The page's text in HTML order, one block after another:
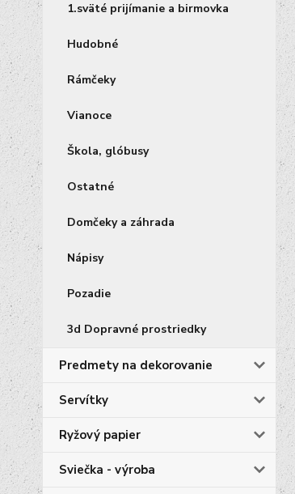
1.sväté prijímanie a birmovka
Hudobné
Rámčeky
Vianoce
Škola, glóbusy
Ostatné
Domčeky a záhrada
Nápisy
Pozadie
3d Dopravné prostriedky
Predmety na dekorovanie
Servítky
Ryžový papier
Sviečka - výroba